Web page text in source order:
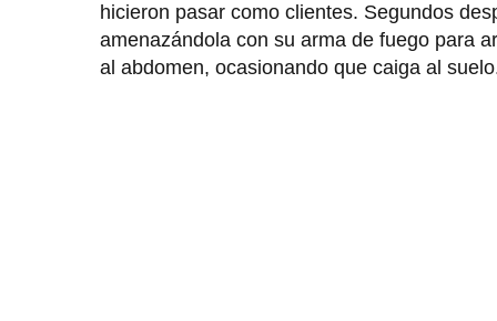
hicieron pasar como clientes. Segundos
amenazándola con su arma de fuego para
al abdomen, ocasionando que caiga al